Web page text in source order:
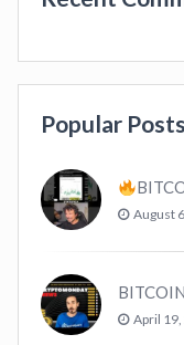
Popular Posts
August
April